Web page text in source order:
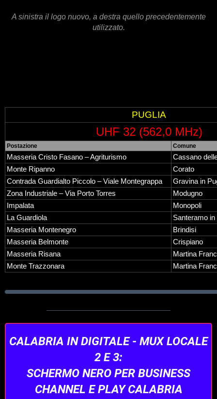
A sinistra il logo nuovo, a destra quello precedentemente
utilizzato.
PUGLIA
UHF 32 (562,0 MHz)
Postazione Comune
Masseria Cristo Fasano – Agriturismo
Cassano
Monte Ripanno
Corato
Contrada Guardialto Piccolo – Viale Montegrappa
Gravina in
Zona Industriale – Via Porto Torres
Modugno
Impalata
Monopoli
La Guardiola
Santeramo in
Masseria Montenegro
Brindisi
Masseria Belmonte
Crispiano
Masseria Risana
Martina
Monte Trazzonara
Martina
CALABRIA IN DIGITALE - MUX LOCALE
2 E 3:
SCHERMO NERO PER BUSINESS
CHANNEL E PLAY CALABRIA